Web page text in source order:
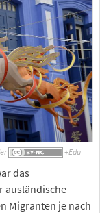
das
ausländische
Migranten je nach